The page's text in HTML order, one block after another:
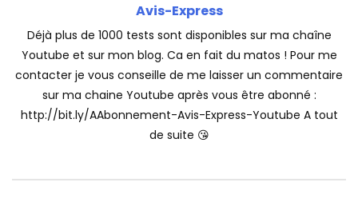
Avis-Express
Déjà plus de 1000 tests sont disponibles sur ma chaîne
Youtube et sur mon blog. Ca en fait du matos ! Pour me
contacter je vous conseille de me laisser un commentaire
sur ma chaine Youtube après vous être abonné :
http://bit.ly/AAbonnement-Avis-Express-Youtube A tout
de suite 😘